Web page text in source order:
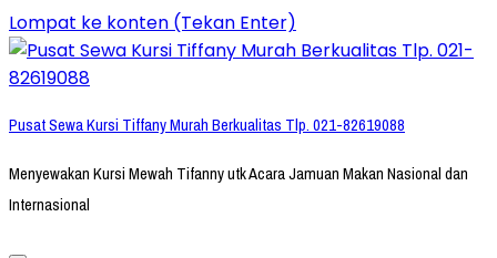
Lompat ke konten (Tekan Enter)
Pusat Sewa Kursi Tiffany Murah Berkualitas Tlp. 021-82619088
Menyewakan Kursi Mewah Tifanny utk Acara Jamuan Makan Nasional dan
Internasional